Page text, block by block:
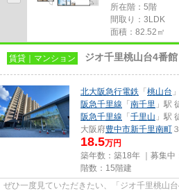
所在階：5階
間取り：3LDK
面積：82.52㎡
賃貸｜マンション ジオ千里桃山台4番館
北大阪急行電鉄 「 桃山台
阪急千里線 「 南千里 」駅
阪急千里線 「 千里山 」駅
大阪府豊中市新千里南町
18.5万円
築年数：築18年 ｜募集中
階数：15階建
ぜひ一度見ていただきたい、「ジオ千里桃山